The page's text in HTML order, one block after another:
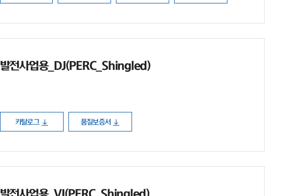
발전사업용_DJ(PERC_Shingled)
카탈로그 품질보증서